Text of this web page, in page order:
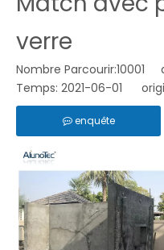
verre
Nombre Parcourir:10001
Temps: 2021-06-01
enquête